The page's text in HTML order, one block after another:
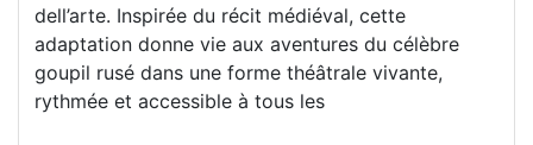
dell’arte. Inspirée du récit médiéval, cette
adaptation donne vie aux aventures du célèbre
goupil rusé dans une forme théâtrale vivante,
rythmée et accessible à tous les